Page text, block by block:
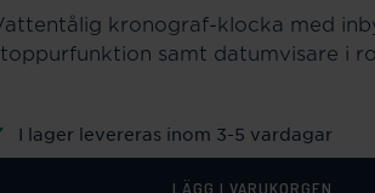
kronograf-klocka med
samt datumvisare i
I lager levereras inom 3-5 vardagar
LÄGG I VARUKORGEN